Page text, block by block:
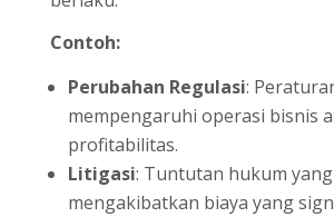
Contoh:
Perubahan Regulasi:
mempengaruhi operasi bisnis
profitabilitas.
Litigasi: Tuntutan hukum yang
mengakibatkan biaya yang